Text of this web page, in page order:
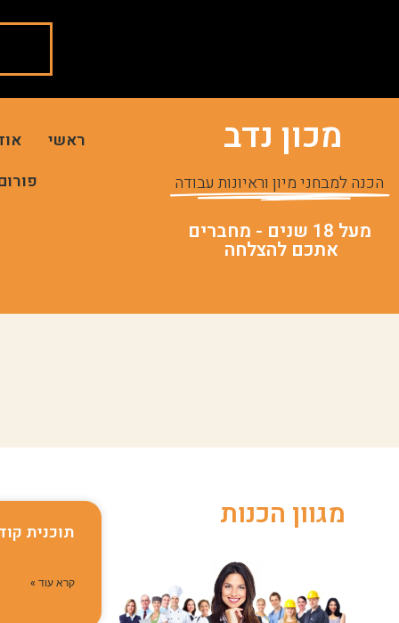
מכון נדב
הכנה למבחני מיון וראיונות עבודה
מעל 18 שנים - מחברים
אתכם להצלחה
ראשי
מגוון הכנות תוכנית
קרא עוד »